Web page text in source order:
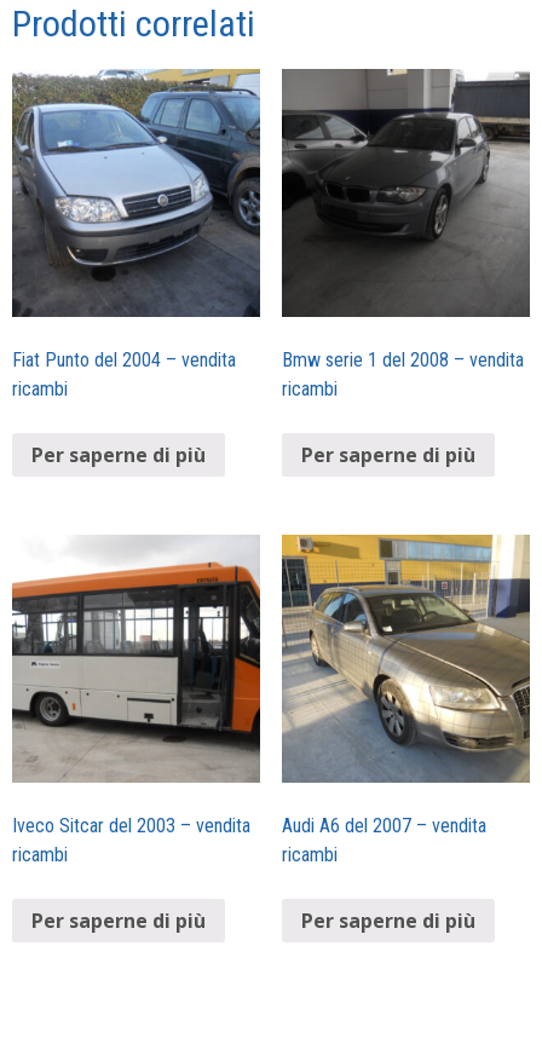
Prodotti correlati
Fiat Punto del 2004 – vendita
ricambi
Per saperne di più
Bmw serie 1 del 2008 – vendita
ricambi
Per saperne di più
Iveco Sitcar del 2003 – vendita
ricambi
Per saperne di più
Audi A6 del 2007 – vendita
ricambi
Per saperne di più